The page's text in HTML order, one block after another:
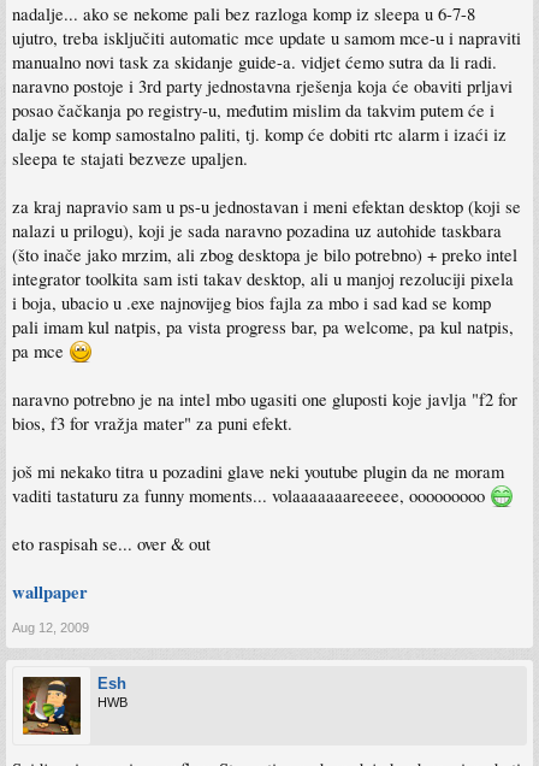
nadalje... ako se nekome pali bez razloga komp iz sleepa u 6-7-8
ujutro, treba isključiti automatic mce update u samom mce-u i napraviti
manualno novi task za skidanje guide-a. vidjet ćemo sutra da li radi.
naravno postoje i 3rd party jednostavna rješenja koja će obaviti prljavi
posao čačkanja po registry-u, međutim mislim da takvim putem će i
dalje se komp samostalno paliti, tj. komp će dobiti rtc alarm i izaći iz
sleepa te stajati bezveze upaljen.
za kraj napravio sam u ps-u jednostavan i meni efektan desktop (koji se
nalazi u prilogu), koji je sada naravno pozadina uz autohide taskbara
(što inače jako mrzim, ali zbog desktopa je bilo potrebno) + preko intel
integrator toolkita sam isti takav desktop, ali u manjoj rezoluciji pixela
i boja, ubacio u .exe najnovijeg bios fajla za mbo i sad kad se komp
pali imam kul natpis, pa vista progress bar, pa welcome, pa kul natpis,
pa mce
naravno potrebno je na intel mbo ugasiti one gluposti koje javlja "f2 for
bios, f3 for vražja mater" za puni efekt.
još mi nekako titra u pozadini glave neki youtube plugin da ne moram
vaditi tastaturu za funny moments... volaaaaaaareeeee, ooooooooo
eto raspisah se... over & out
wallpaper
Aug 12, 2009
Esh
HWB